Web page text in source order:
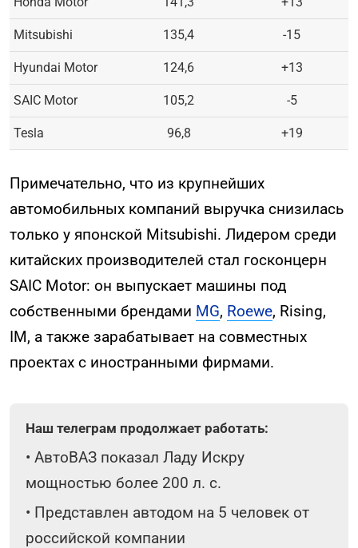
Mitsubishi 135,4 -15
Hyundai Motor 124,6 +13
SAIC Motor 105,2 -5
Tesla 96,8 +19
Примечательно, что из крупнейших
автомобильных компаний выручка снизилась
только у японской Mitsubishi. Лидером среди
китайских производителей стал госконцерн
SAIC Motor: он выпускает машины под
собственными брендами MG, Roewe, Rising,
IM, а также зарабатывает на совместных
проектах с иностранными фирмами.
Наш телеграм продолжает работать:
• АвтоВАЗ показал Ладу Искру
мощностью более 200 л. с.
• Представлен автодом на 5 человек от
российской компании